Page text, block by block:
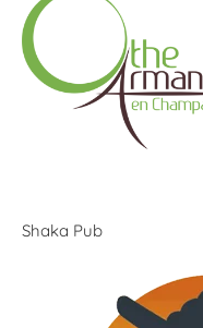
Shaka Pub